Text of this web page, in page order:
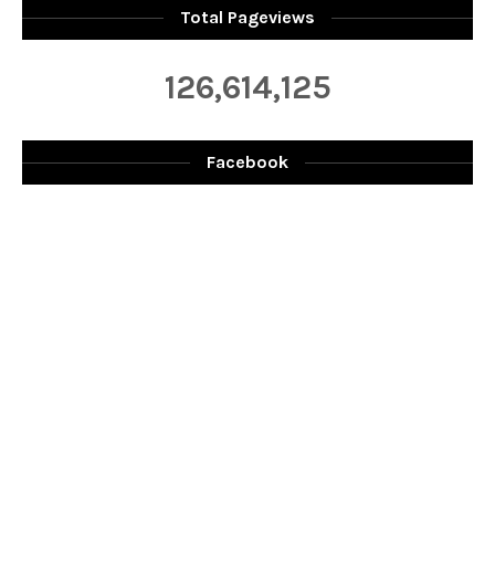
Total Pageviews
126,614,125
Facebook